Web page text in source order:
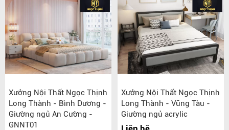
Xưởng Nội Thất Ngọc Thịnh
Long Thành - Bình Dương -
Giường ngủ An Cường -
GNNT01
Xưởng Nội Thất Ngọc Thịnh
Long Thành - Vũng Tàu -
Giường ngủ acrylic